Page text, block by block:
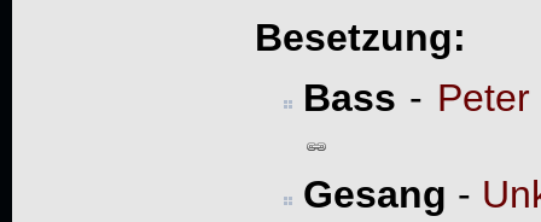
Besetzung:
Bass -
Gesang -